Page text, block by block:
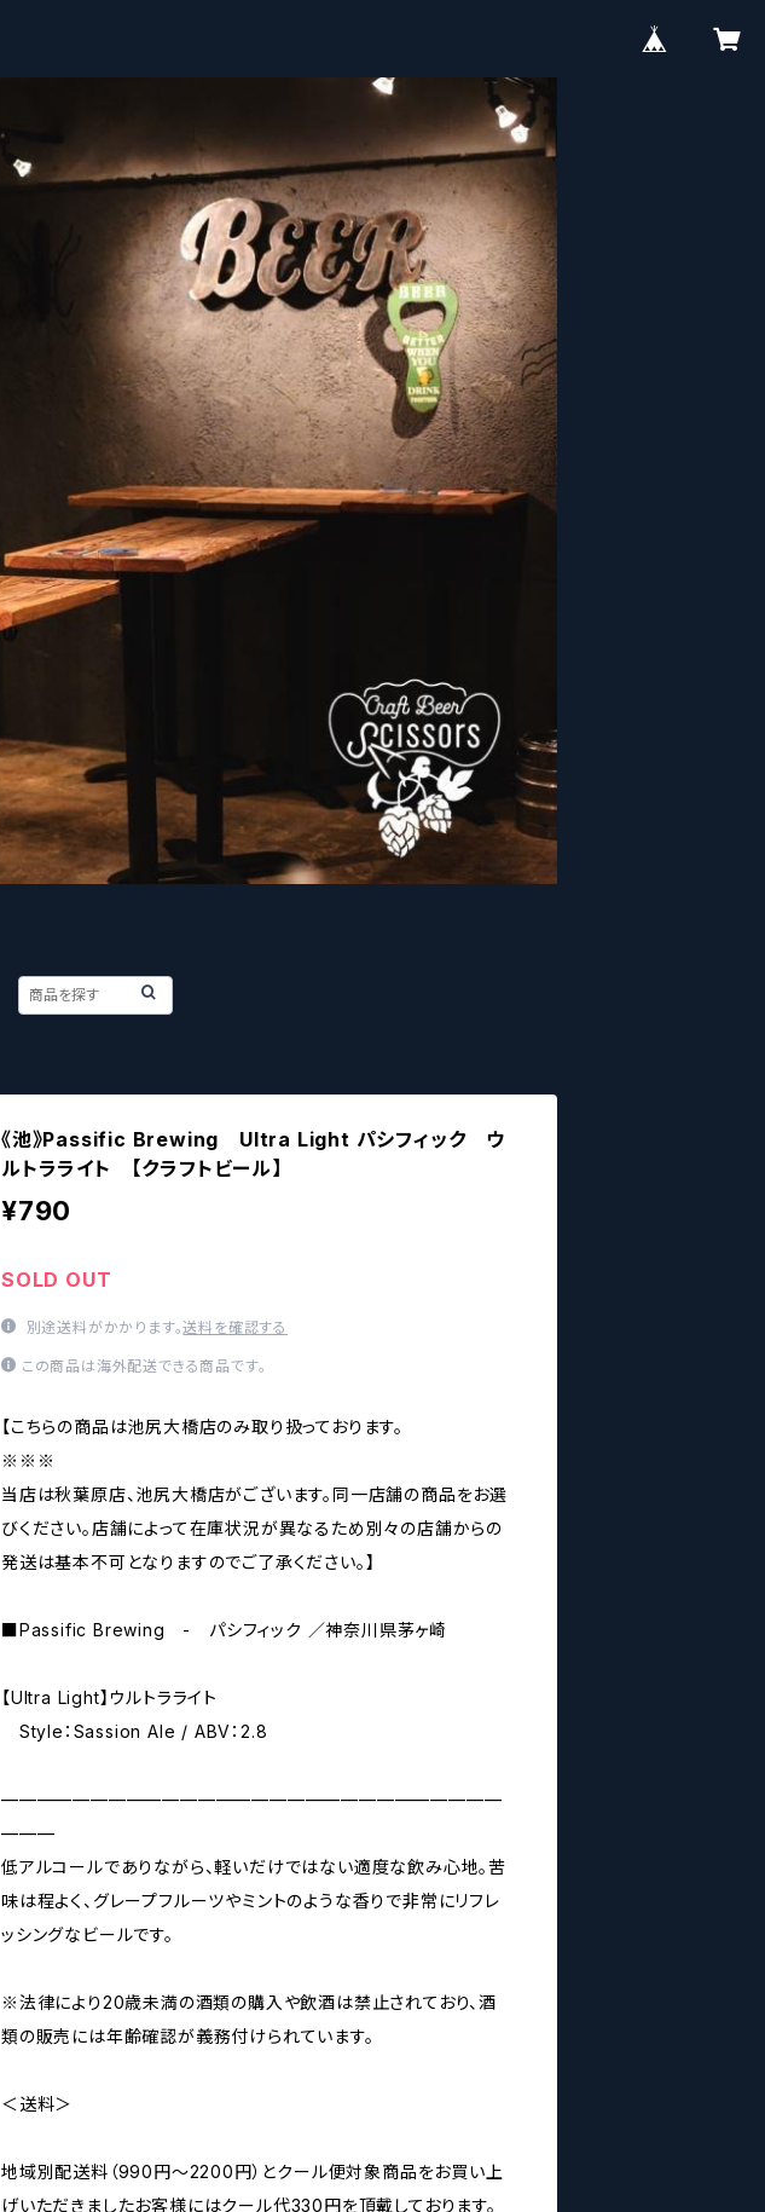
《池》Passific Brewing Ultra Light パシフィック ウ
ルトラライト 【クラフトビール】
¥790
SOLD OUT
別途送料がかかります。送料を確認する
この商品は海外配送できる商品です。
【こちらの商品は池尻大橋店のみ取り扱っております。
※※※
当店は秋葉原店、池尻大橋店がございます。同一店舗の商品をお選
びください。店舗によって在庫状況が異なるため別々の店舗からの
発送は基本不可となりますのでご了承ください。】
■Passific Brewing - パシフィック ／神奈川県茅ヶ崎
【Ultra Light】ウルトラライト
Style：Sassion Ale / ABV：2.8
————————————————————————————
———
低アルコールでありながら、軽いだけではない適度な飲み心地。苦
味は程よく、グレープフルーツやミントのような香りで非常にリフレ
ッシングなビールです。
※法律により20歳未満の酒類の購入や飲酒は禁止されており、酒
類の販売には年齢確認が義務付けられています。
＜送料＞
地域別配送料（990円～2200円）とクール便対象商品をお買い上
げいただきましたお客様にはクール代330円を頂戴しております。